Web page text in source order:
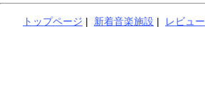
トップページ | 新着音楽施設 | レビュー